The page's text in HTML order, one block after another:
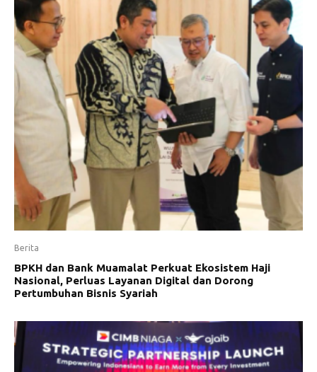
Berita
BPKH dan Bank Muamalat Perkuat Ekosistem Haji
Nasional, Perluas Layanan Digital dan Dorong
Pertumbuhan Bisnis Syariah